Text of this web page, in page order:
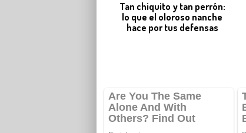
Tan chiquito y tan perrón:
lo que el oloroso nanche
hace por tus defensas